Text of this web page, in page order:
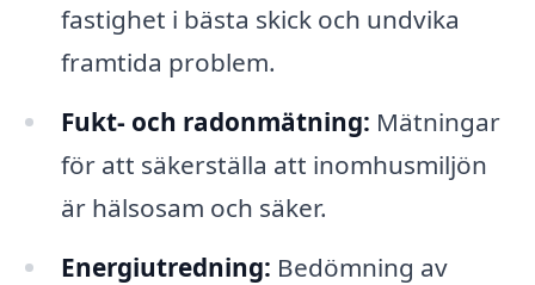
fastighet i bästa skick och undvika
framtida problem.
Fukt- och radonmätning: Mätningar
för att säkerställa att inomhusmiljön
är hälsosam och säker.
Energiutredning: Bedömning av